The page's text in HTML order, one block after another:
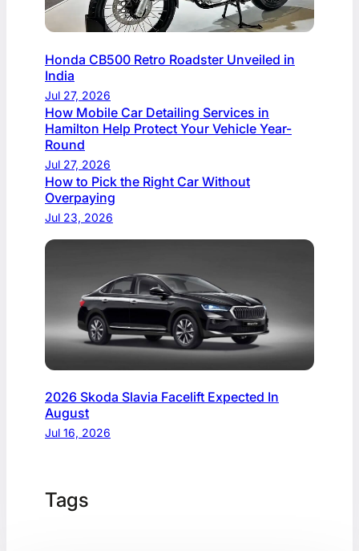
Honda CB500 Retro Roadster Unveiled in
India
Jul 27, 2026
How Mobile Car Detailing Services in
Hamilton Help Protect Your Vehicle Year-
Round
Jul 27, 2026
How to Pick the Right Car Without
Overpaying
Jul 23, 2026
2026 Skoda Slavia Facelift Expected In
August
Jul 16, 2026
Tags